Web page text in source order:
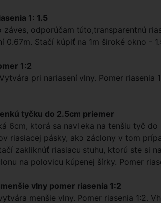
1: 1.5
odporúčam túto,transparentnú
0.67m. Stačí kúpiť na 1m široké okno -
1:2
pri nariasení vlny. Pomer riasenia
tyčku do 2.5cm priemer
6cm, ktorá sa navlieka na tenšiu tyč do
riasiacej pásky, ako záclony v tom
zakliknúť riasiacu stuhu, ktorú ste si
na polovicu kúpenej šírky. Pomer
vlny pomer riasenia 1:2
menšie vlny. Pomer riasenia 1:2.